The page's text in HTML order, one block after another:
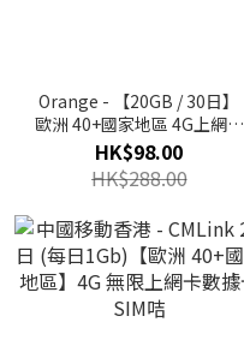
Orange - 【20GB / 30日】
歐洲 40+國家地區 4G上網卡
數據卡電話卡SIM咭
HK$98.00
HK$288.00